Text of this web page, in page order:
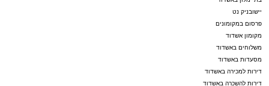
יישובניק נט
פרסום במקומונים
מקומון אשדוד
משלוחים באשדוד
מסעדות באשדוד
דירות למכירה באשדוד
דירות להשכרה באשדוד